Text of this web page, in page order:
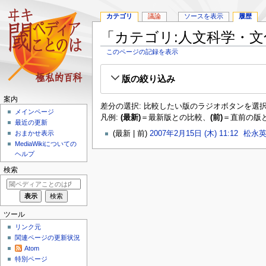
「カテゴリ:人文科学・
このページの記録を表示
ゲ
ー
シ
ン
に
に
移
動
版の絞り込み
差分の選択: 比較したい版のラジオボタンを選
凡例: (最新)＝最新版との比較、 (前)＝直前の版
最新
前 2007年2月15日 (木) 11:12‎ 松永
カテゴリ 議論 ソースを表示 履歴
案内
メインページ
最近の更新
おまかせ表示
MediaWikiについての
ヘルプ
検索
ツール
リンク元
関連ページの更新状況
Atom
特別ページ